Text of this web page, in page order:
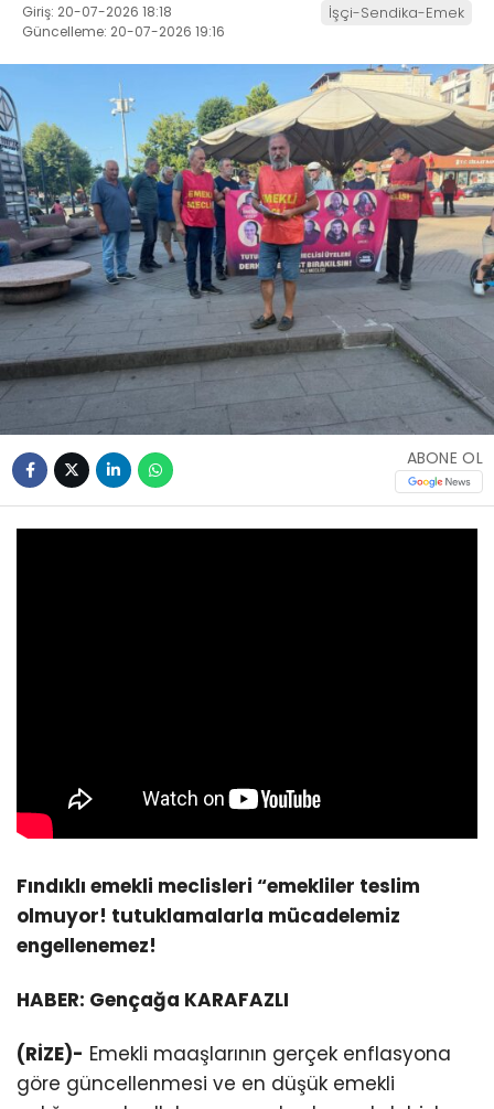
Giriş: 20-07-2026 18:18
Güncelleme: 20-07-2026 19:16
İşçi-Sendika-Emek
ABONE OL
Fındıklı emekli meclisleri “emekliler teslim
olmuyor! tutuklamalarla mücadelemiz
engellenemez!
HABER: Gençağa KARAFAZLI
(RİZE)- Emekli maaşlarının gerçek enflasyona
göre güncellenmesi ve en düşük emekli